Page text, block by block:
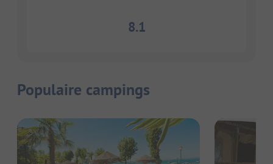
8.1
Populaire campings